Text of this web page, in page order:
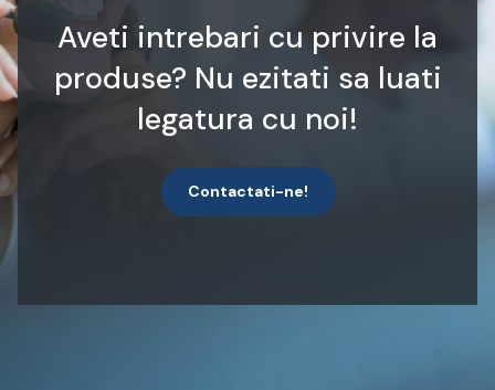
Aveti intrebari cu privire la
produse? Nu ezitati sa luati
legatura cu noi!
Contactati-ne!